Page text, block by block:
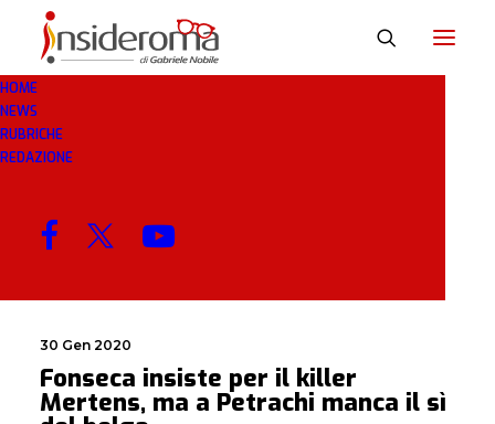
HOME
NEWS
RUBRICHE
REDAZIONE
KILLER
MENU
30 Gen 2020
Fonseca insiste per il killer
Mertens, ma a Petrachi manca il sì